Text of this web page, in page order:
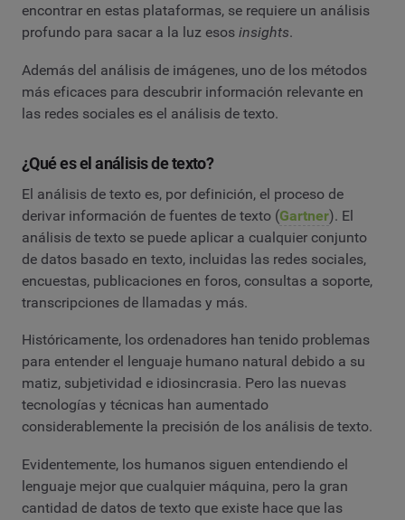
encontrar en estas plataformas, se requiere un análisis
profundo para sacar a la luz esos insights.
Además del análisis de imágenes, uno de los métodos
más eficaces para descubrir información relevante en
las redes sociales es el análisis de texto.
¿Qué es el análisis de texto?
El análisis de texto es, por definición, el proceso de
derivar información de fuentes de texto (Gartner). El
análisis de texto se puede aplicar a cualquier conjunto
de datos basado en texto, incluidas las redes sociales,
encuestas, publicaciones en foros, consultas a soporte,
transcripciones de llamadas y más.
Históricamente, los ordenadores han tenido problemas
para entender el lenguaje humano natural debido a su
matiz, subjetividad e idiosincrasia. Pero las nuevas
tecnologías y técnicas han aumentado
considerablemente la precisión de los análisis de texto.
Evidentemente, los humanos siguen entendiendo el
lenguaje mejor que cualquier máquina, pero la gran
cantidad de datos de texto que existe hace que las